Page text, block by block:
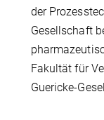
der
Gesellschaft
Fakultät für
Guericke-